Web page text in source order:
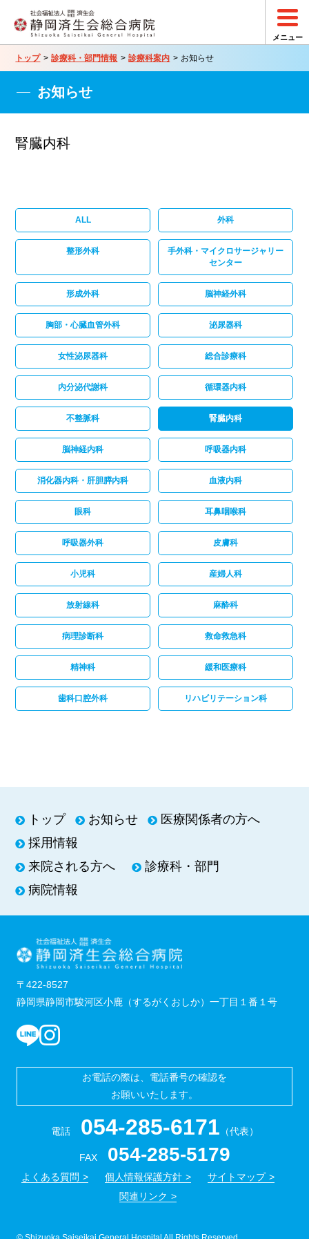
トップ 診療科・部門情報 診療科案内 お知らせ
お知らせ
腎臓内科
ALL 外科
整形外科
手外科・マイクロサージャリー
センター
形成外科 脳神経外科
胸部・心臓血管外科 泌尿器科
女性泌尿器科 総合診療科
内分泌代謝科 循環器内科
不整脈科 腎臓内科
脳神経内科 呼吸器内科
消化器内科・肝胆膵内科 血液内科
眼科 耳鼻咽喉科
呼吸器外科 皮膚科
小児科 産婦人科
放射線科 麻酔科
病理診断科 救命救急科
精神科 緩和医療科
歯科口腔外科 リハビリテーション科
トップ お知らせ
医療関係者の方へ
採用情報
来院される方へ
診療科・部門
病院情報
〒422-8527
静岡県静岡市駿河区小鹿（するがくおしか）一丁目１番１号
お電話の際は、電話番号の確認を
お願いいたします。
電話 054-285-6171 （代表）
FAX 054-285-5179
よくある質問 個人情報保護方針
サイトマップ
関連リンク